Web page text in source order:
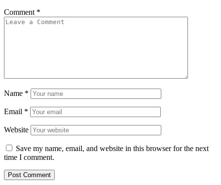
Comment *
Name *
Email *
Website
Save my name, email, and website in this browser for the next
time I comment.